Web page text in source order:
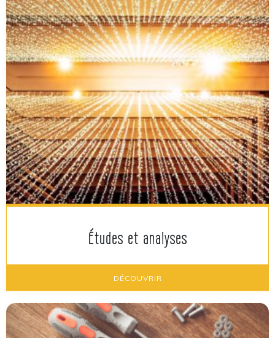
Études et analyses
DÉCOUVRIR